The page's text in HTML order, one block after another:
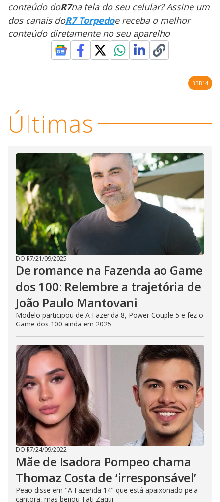
conteúdo doR7na tela do seu celular? Assine um
dos canais doR7 Torpedoe receba o melhor
conteúdo diretamente no seu aparelho
BBB14
Últimas
DO R7/21/09/2025
De romance na Fazenda ao Game
dos 100: Relembre a trajetória de
João Paulo Mantovani
Modelo participou de A Fazenda 8, Power Couple 5 e fez o
Game dos 100 ainda em 2025
DO R7/24/09/2022
Mãe de Isadora Pompeo chama
Thomaz Costa de ‘irresponsável’
Peão disse em "A Fazenda 14" que está apaixonado pela
cantora, mas beijou Tati Zaqui